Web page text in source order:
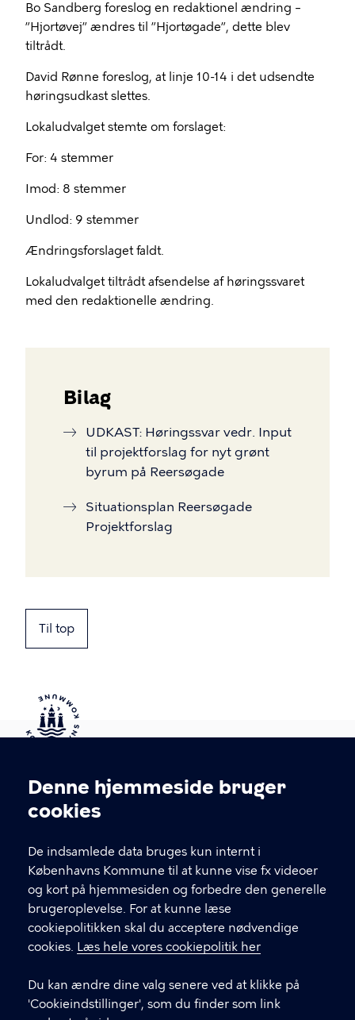
Cookieindstillinger
Denne hjemmeside bruger
cookies
De indsamlede data bruges kun internt i
Københavns Kommune til at kunne vise fx videoer
og kort på hjemmesiden og forbedre den generelle
brugeroplevelse. For at kunne læse
cookiepolitikken skal du acceptere nødvendige
cookies. Læs hele vores cookiepolitik her
Du kan ændre dine valg senere ved at klikke på
'Cookieindstillinger', som du finder som link
Bo Sandberg foreslog en redaktionel ændring –
”Hjortøvej” ændres til ”Hjortøgade”, dette blev
tiltrådt.
David Rønne foreslog, at linje 10-14 i det udsendte
høringsudkast slettes.
Lokaludvalget stemte om forslaget:
For: 4 stemmer
Imod: 8 stemmer
Undlod: 9 stemmer
Ændringsforslaget faldt.
Lokaludvalget tiltrådt afsendelse af høringssvaret
med den redaktionelle ændring.
Bilag
UDKAST: Høringssvar vedr. Input
til projektforslag for nyt grønt
byrum på Reersøgade
Situationsplan Reersøgade
Projektforslag
Til top
Kontakt Københavns Kommune
T
fFind andre kontakter her
CVR-nummer64942212
GENVEJE
Digital Post